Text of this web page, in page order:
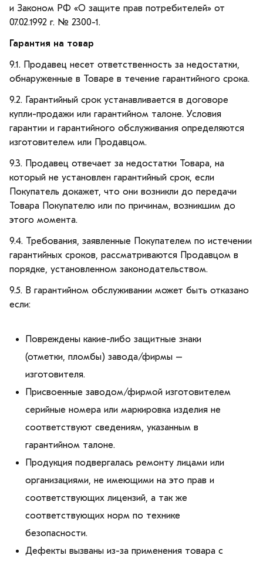
и Законом РФ «О защите прав потребителей» от
07.02.1992 г. № 2300-1.
Гарантия на товар
9.1. Продавец несет ответственность за недостатки,
обнаруженные в Товаре в течение гарантийного срока.
9.2. Гарантийный срок устанавливается в договоре
купли-продажи или гарантийном талоне. Условия
гарантии и гарантийного обслуживания определяются
изготовителем или Продавцом.
9.3. Продавец отвечает за недостатки Товара, на
который не установлен гарантийный срок, если
Покупатель докажет, что они возникли до передачи
Товара Покупателю или по причинам, возникшим до
этого момента.
9.4. Требования, заявленные Покупателем по истечении
гарантийных сроков, рассматриваются Продавцом в
порядке, установленном законодательством.
9.5. В гарантийном обслуживании может быть отказано
если:
Повреждены какие-либо защитные знаки
(отметки, пломбы) завода/фирмы –
изготовителя.
Присвоенные заводом/фирмой изготовителем
серийные номера или маркировка изделия не
соответствуют сведениям, указанным в
гарантийном талоне.
Продукция подвергалась ремонту лицами или
организациями, не имеющими на это прав и
соответствующих лицензий, а так же
соответствующих норм по технике
безопасности.
Дефекты вызваны из-за применения товара с